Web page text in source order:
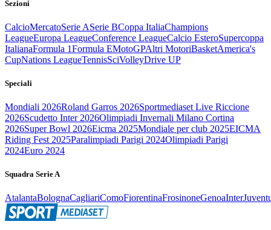
Sezioni
CalcioMercatoSerie ASerie BCoppa ItaliaChampions
LeagueEuropa LeagueConference LeagueCalcio EsteroSupercoppa
ItalianaFormula 1Formula EMotoGPAltri MotoriBasketAmerica's
CupNations LeagueTennisSciVolleyDrive UP
Speciali
Mondiali 2026Roland Garros 2026Sportmediaset Live Riccione
2026Scudetto Inter 2026Olimpiadi Invernali Milano Cortina
2026Super Bowl 2026Eicma 2025Mondiale per club 2025EICMA
Riding Fest 2025Paralimpiadi Parigi 2024Olimpiadi Parigi
2024Euro 2024
Squadra Serie A
AtalantaBolognaCagliariComoFiorentinaFrosinoneGenoaInter